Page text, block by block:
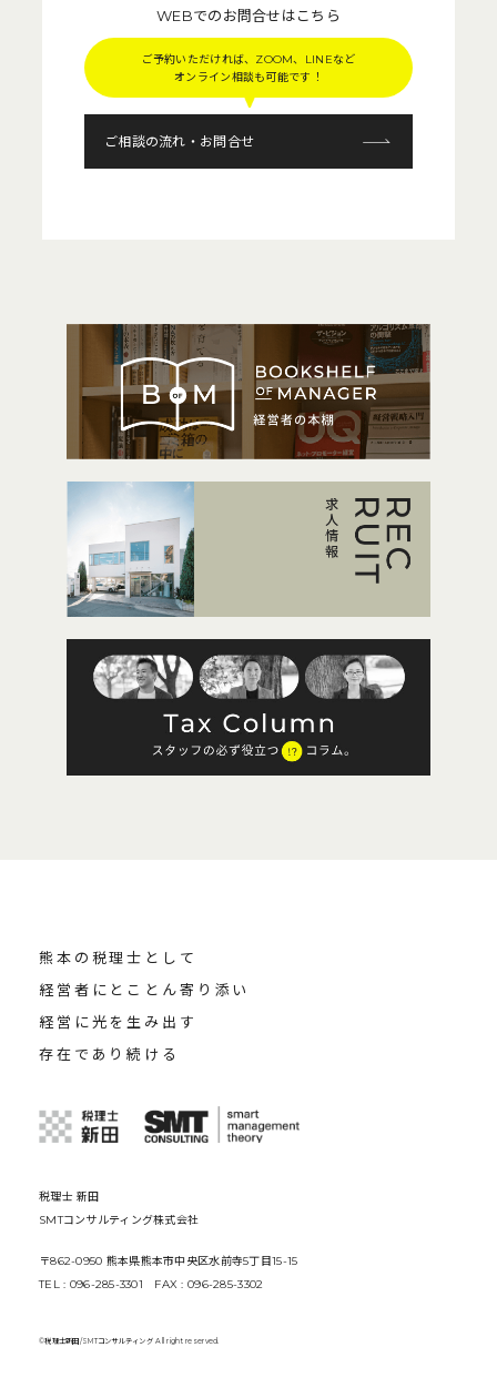
WEBでのお問合せはこちら
ご予約いただければ、ZOOM、LINEなど
オンライン相談も可能です！
ご相談の流れ・お問合せ
熊本の税理士として
経営者にとことん寄り添い
経営に光を生み出す
存在であり続ける
税理士 新田
SMTコンサルティング株式会社
〒862-0950 熊本県熊本市中央区水前寺5丁目15-15
TEL : 096-285-3301 FAX : 096-285-3302
©税理士新田/SMTコンサルティング All right reserved.